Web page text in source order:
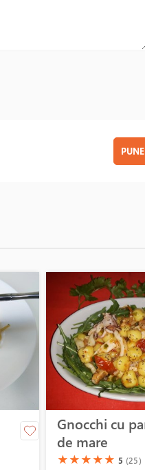
Gnocchi cu
de mare
(*)
★(*)
★(*)
★(*)
★(*)
★ 5 (25)